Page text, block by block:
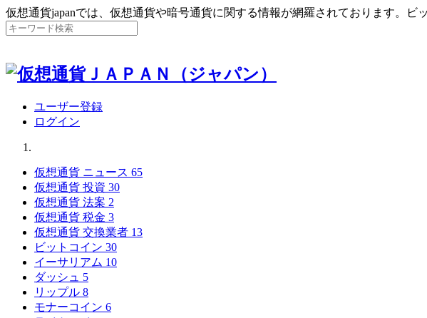
仮想通貨japanでは、仮想通貨や暗号通貨に関する情報が網羅されております。
ユーザー登録
ログイン
仮想通貨 ニュース 65
仮想通貨 投資 30
仮想通貨 法案 2
仮想通貨 税金 3
仮想通貨 交換業者 13
ビットコイン 30
イーサリアム 10
ダッシュ 5
リップル 8
モナーコイン 6